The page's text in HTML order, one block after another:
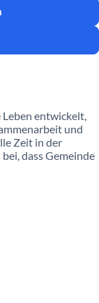
entwickelt,
und
Zeit in der
dass Gemeinde